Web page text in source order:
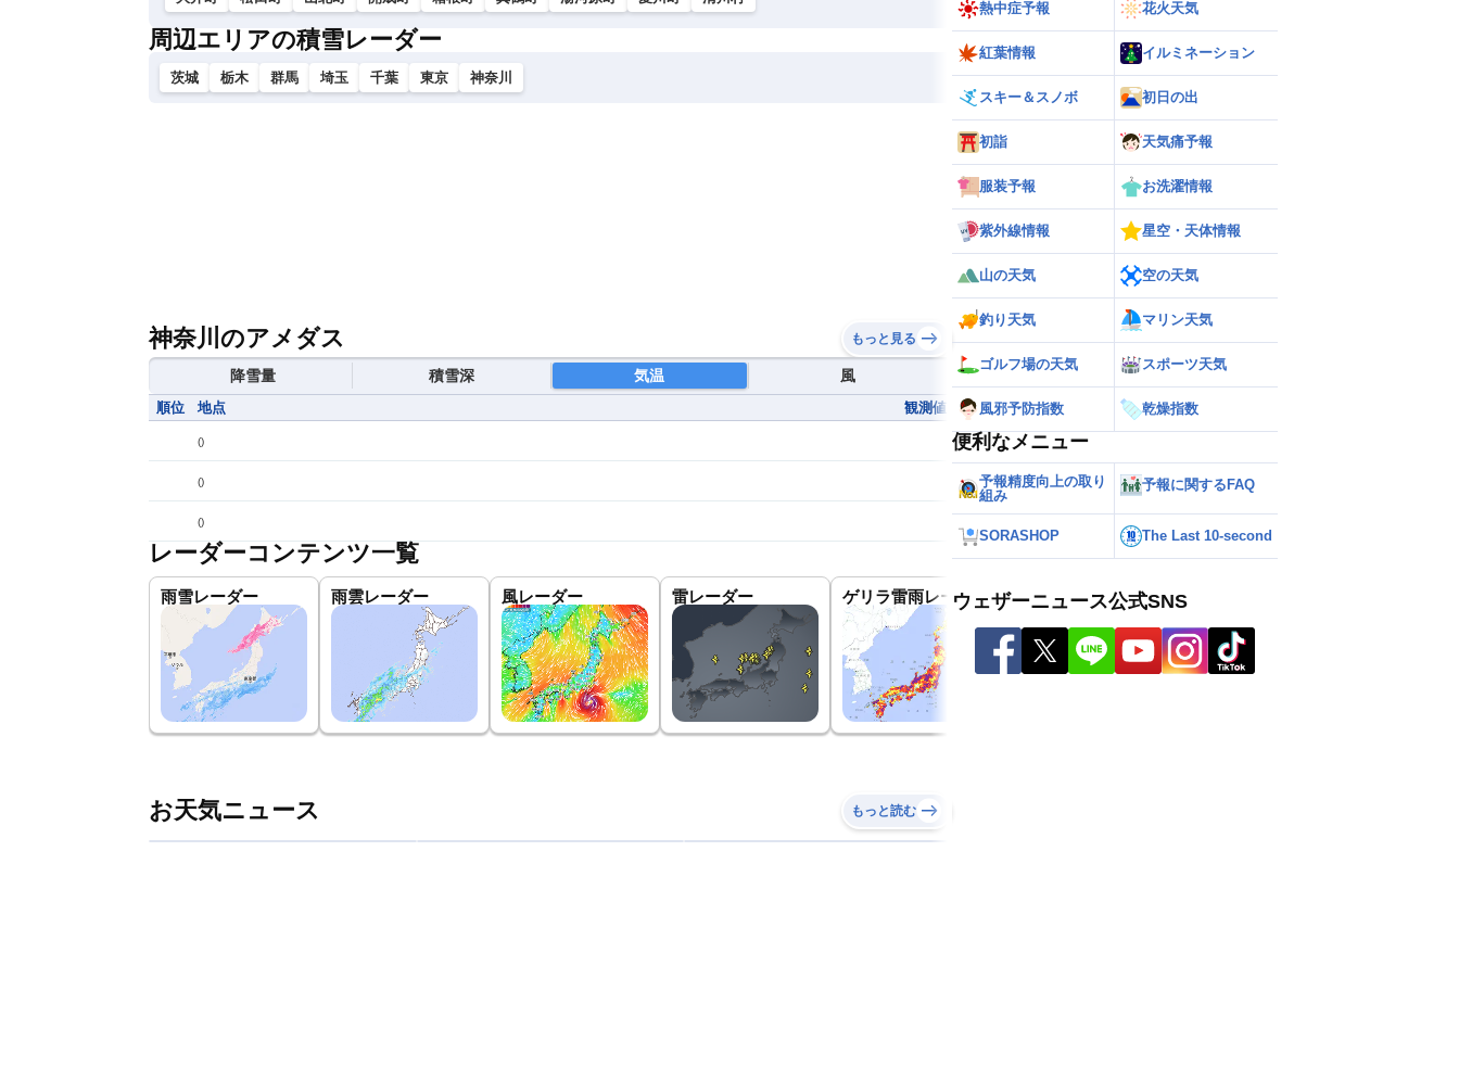
周辺エリアの積雪レーダー
茨城 栃木 群馬 埼玉 千葉 東京 神奈川
神奈川のアメダス もっと見る
降雪量 積雪深 気温 風
順位 地点 観測値
()
()
()
レーダーコンテンツ一覧
雨雪レーダー 雨雲レーダー 風レーダー 雷レーダー ゲリラ雷雨レーダー 世界の雨雲レーダー
お天気ニュース もっと読む
熱中症予報 花火天気
紅葉情報 イルミネーション
スキー＆スノボ 初日の出
初詣 天気痛予報
服装予報 お洗濯情報
紫外線情報 星空・天体情報
山の天気 空の天気
釣り天気 マリン天気
ゴルフ場の天気 スポーツ天気
風邪予防指数 乾燥指数
便利なメニュー
予報精度向上の取り
組み
予報に関するFAQ
SORASHOP The Last 10-second
ウェザーニュース公式SNS